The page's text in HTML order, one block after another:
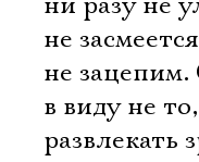
не
не
в виду не
развлекать